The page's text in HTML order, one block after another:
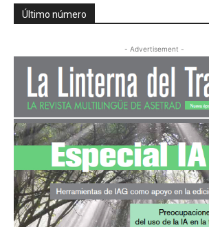
Último número
- Advertisement -